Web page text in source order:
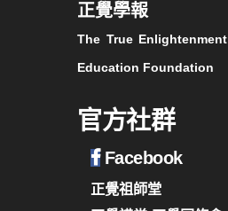
正覺學報
The True Enlightenment
Education Foundation
官方社群
Facebook
正覺祖師堂